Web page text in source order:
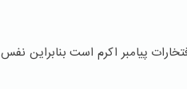
پيامبر اكرم است بنابراين نفس